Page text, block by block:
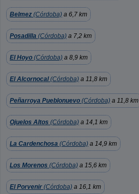
Belmez (Córdoba) a 6,7 km
Posadilla (Córdoba) a 7,2 km
El Hoyo (Córdoba) a 8,9 km
El Alcornocal(Córdoba) a 11,8 km
Peñarroya Pueblonuevo (Córdoba) a 11,8 km
Ojuelos Altos (Córdoba) a 14,1 km
La Cardenchosa (Córdoba) a 14,9 km
Los Morenos (Córdoba) a 15,6 km
El Porvenir (Córdoba) a 16,1 km